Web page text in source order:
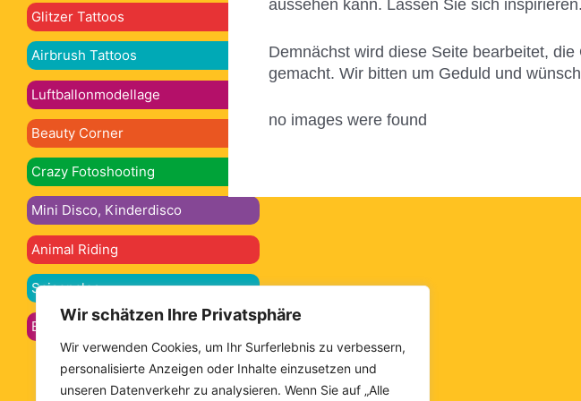
Wir schätzen Ihre Privatsphäre
Wir verwenden Cookies, um Ihr Surferlebnis zu verbessern,
personalisierte Anzeigen oder Inhalte einzusetzen und
unseren Datenverkehr zu analysieren. Wenn Sie auf „Alle
Glitzer Tattoos
Airbrush Tattoos
Luftballonmodellage
Beauty Corner
Crazy Fotoshooting
Mini Disco, Kinderdisco
Animal Riding
Saisonales
Bellypainting, Bodypainting
aussehen kann. Lassen Sie sich inspirieren.
Demnächst wird diese Seite bearbeitet,
gemacht. Wir bitten um Geduld und
no images were found